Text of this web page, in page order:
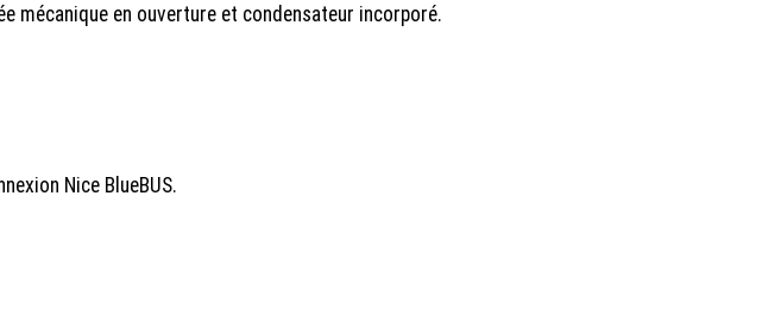
mécanique en ouverture et condensateur incorporé.
Nice BlueBUS.